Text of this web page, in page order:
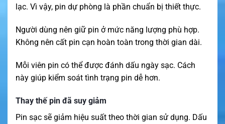
lạc. Vì vậy, pin dự phòng là phần chuẩn bị thiết thực.
Người dùng nên giữ pin ở mức năng lượng phù hợp.
Không nên cất pin cạn hoàn toàn trong thời gian dài.
Mỗi viên pin có thể được đánh dấu ngày sạc. Cách
này giúp kiểm soát tình trạng pin dễ hơn.
Thay thế pin đã suy giảm
Pin sạc sẽ giảm hiệu suất theo thời gian sử dụng. Dấu